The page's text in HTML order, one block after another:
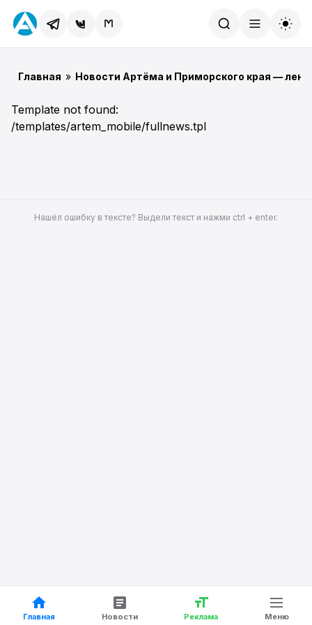
Главная » Новости Артёма и Приморского края —
Template not found:
/templates/artem_mobile/fullnews.tpl
Главная Новости Реклама Меню
Нашёл ошибку в тексте? Выдели текст и нажми ctrl + enter.